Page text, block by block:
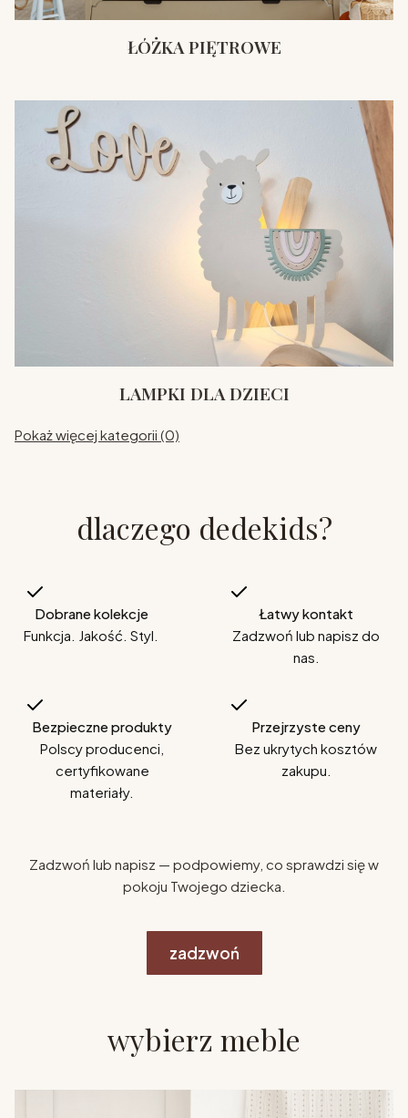
ŁÓŻKA PIĘTROWE
LAMPKI DLA DZIECI
Pokaż więcej kategorii (0)
dlaczego dedekids?
Dobrane kolekcje
Funkcja. Jakość. Styl.
Łatwy kontakt
Zadzwoń lub napisz do
nas.
Bezpieczne produkty
Polscy producenci,
certyfikowane
materiały.
Przejrzyste ceny
Bez ukrytych kosztów
zakupu.
Zadzwoń lub napisz — podpowiemy, co sprawdzi się w
pokoju Twojego dziecka.
zadzwoń
wybierz meble